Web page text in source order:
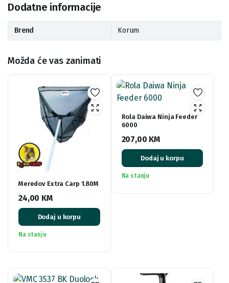
Dodatne informacije
Brend Korum
Možda će vas zanimati
Meredov Extra Carp 1.80M
24,00 KM
Dodaj u korpu
Na stanju
Rola Daiwa Ninja Feeder
6000
207,00 KM
Dodaj u korpu
Na stanju